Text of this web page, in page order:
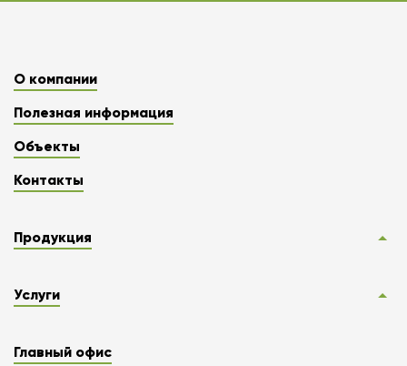
О компании
Полезная информация
Объекты
Контакты
Продукция
Услуги
Главный офис